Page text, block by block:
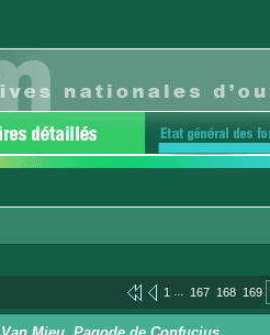
1 ... 167 168 169